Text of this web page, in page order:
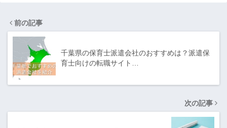
前の記事
千葉県の保育士派遣会社のおすすめは？派遣保
育士向けの転職サイト…
次の記事